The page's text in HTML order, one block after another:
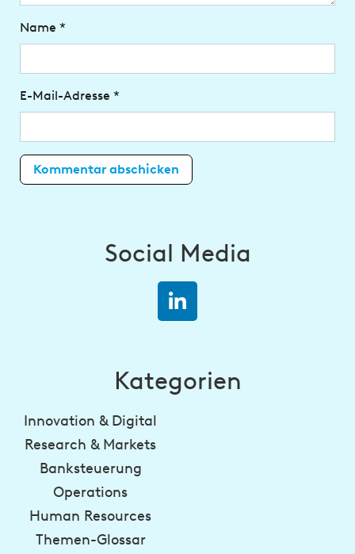
Name *
E-Mail-Adresse *
Social Media
Kategorien
Innovation & Digital
Research & Markets
Banksteuerung
Operations
Human Resources
Themen-Glossar